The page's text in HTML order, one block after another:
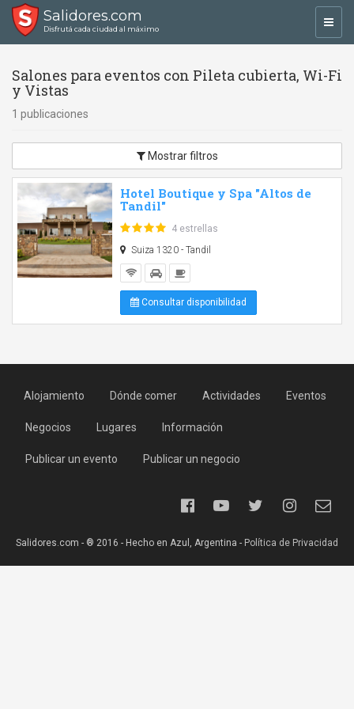
Salidores.com
Disfrutá cada ciudad al máximo
Salones para eventos con Pileta cubierta, Wi-Fi
y Vistas
1 publicaciones
Mostrar filtros
Hotel Boutique y Spa "Altos de
Tandil"
4 estrellas
Suiza 1320 - Tandil
Consultar disponibilidad
Alojamiento Dónde comer Actividades Eventos
Negocios Lugares Información
Publicar un evento Publicar un negocio
Salidores.com - ® 2016 - Hecho en Azul, Argentina - Política de Privacidad